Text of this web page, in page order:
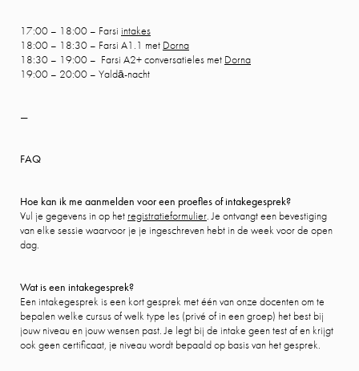
17:00 – 18:00 – Farsi intakes
18:00 – 18:30 – Farsi A1.1 met Dorna
18:30 – 19:00 – Farsi A2+ conversatieles met Dorna
19:00 – 20:00 – Yaldā-nacht
—
FAQ
Hoe kan ik me aanmelden voor een proefles of intakegesprek?
Vul je gegevens in op het registratieformulier. Je ontvangt een bevestiging
van elke sessie waarvoor je je ingeschreven hebt in de week voor de open
dag.
Wat is een intakegesprek?
Een intakegesprek is een kort gesprek met één van onze docenten om te
bepalen welke cursus of welk type les (privé of in een groep) het best bij
jouw niveau en jouw wensen past. Je legt bij de intake geen test af en krijgt
ook geen certificaat, je niveau wordt bepaald op basis van het gesprek.